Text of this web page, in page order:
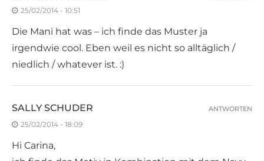
25/02/2014 - 10:51
Die Mani hat was – ich finde das Muster ja
irgendwie cool. Eben weil es nicht so alltäglich /
niedlich / whatever ist. :)
SALLY SCHUDER
25/02/2014 - 18:09
Hi Carina,
ANTWORTEN